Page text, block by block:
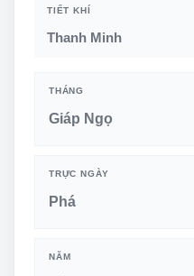
TIẾT KHÍ
Thanh Minh
THÁNG
Giáp Ngọ
TRỰC NGÀY
Phá
NĂM